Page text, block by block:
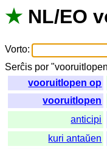
★ NL/EO
Vorto:
Serĉis por "
vooruitlopen op
vooruitlopen
anticipi
kuri antaŭen